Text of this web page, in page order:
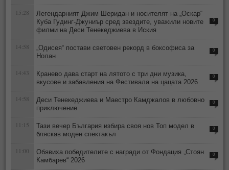
15:28
Легендарният Джим Шеридан и носителят на „Оскар“
Куба Гудинг-Джуниър сред звездите, уважили новите
филми на Деси Тенекеджиева в Иския
0
14:58
„Одисея“ постави световен рекорд в боксофиса за
Нолан
0
14:43
Кранево дава старт на лятото с три дни музика,
вкусове и забавления на Фестивала на цацата 2026
0
14:58
Деси Тенекеджиева и Маестро Камджалов в любовно
приключение
0
11:15
Тази вечер България избира своя нов Топ модел в
бляскав моден спектакъл
0
11:00
Обявиха победителите с награди от Фондация „Стоян
Камбарев“ 2026
0